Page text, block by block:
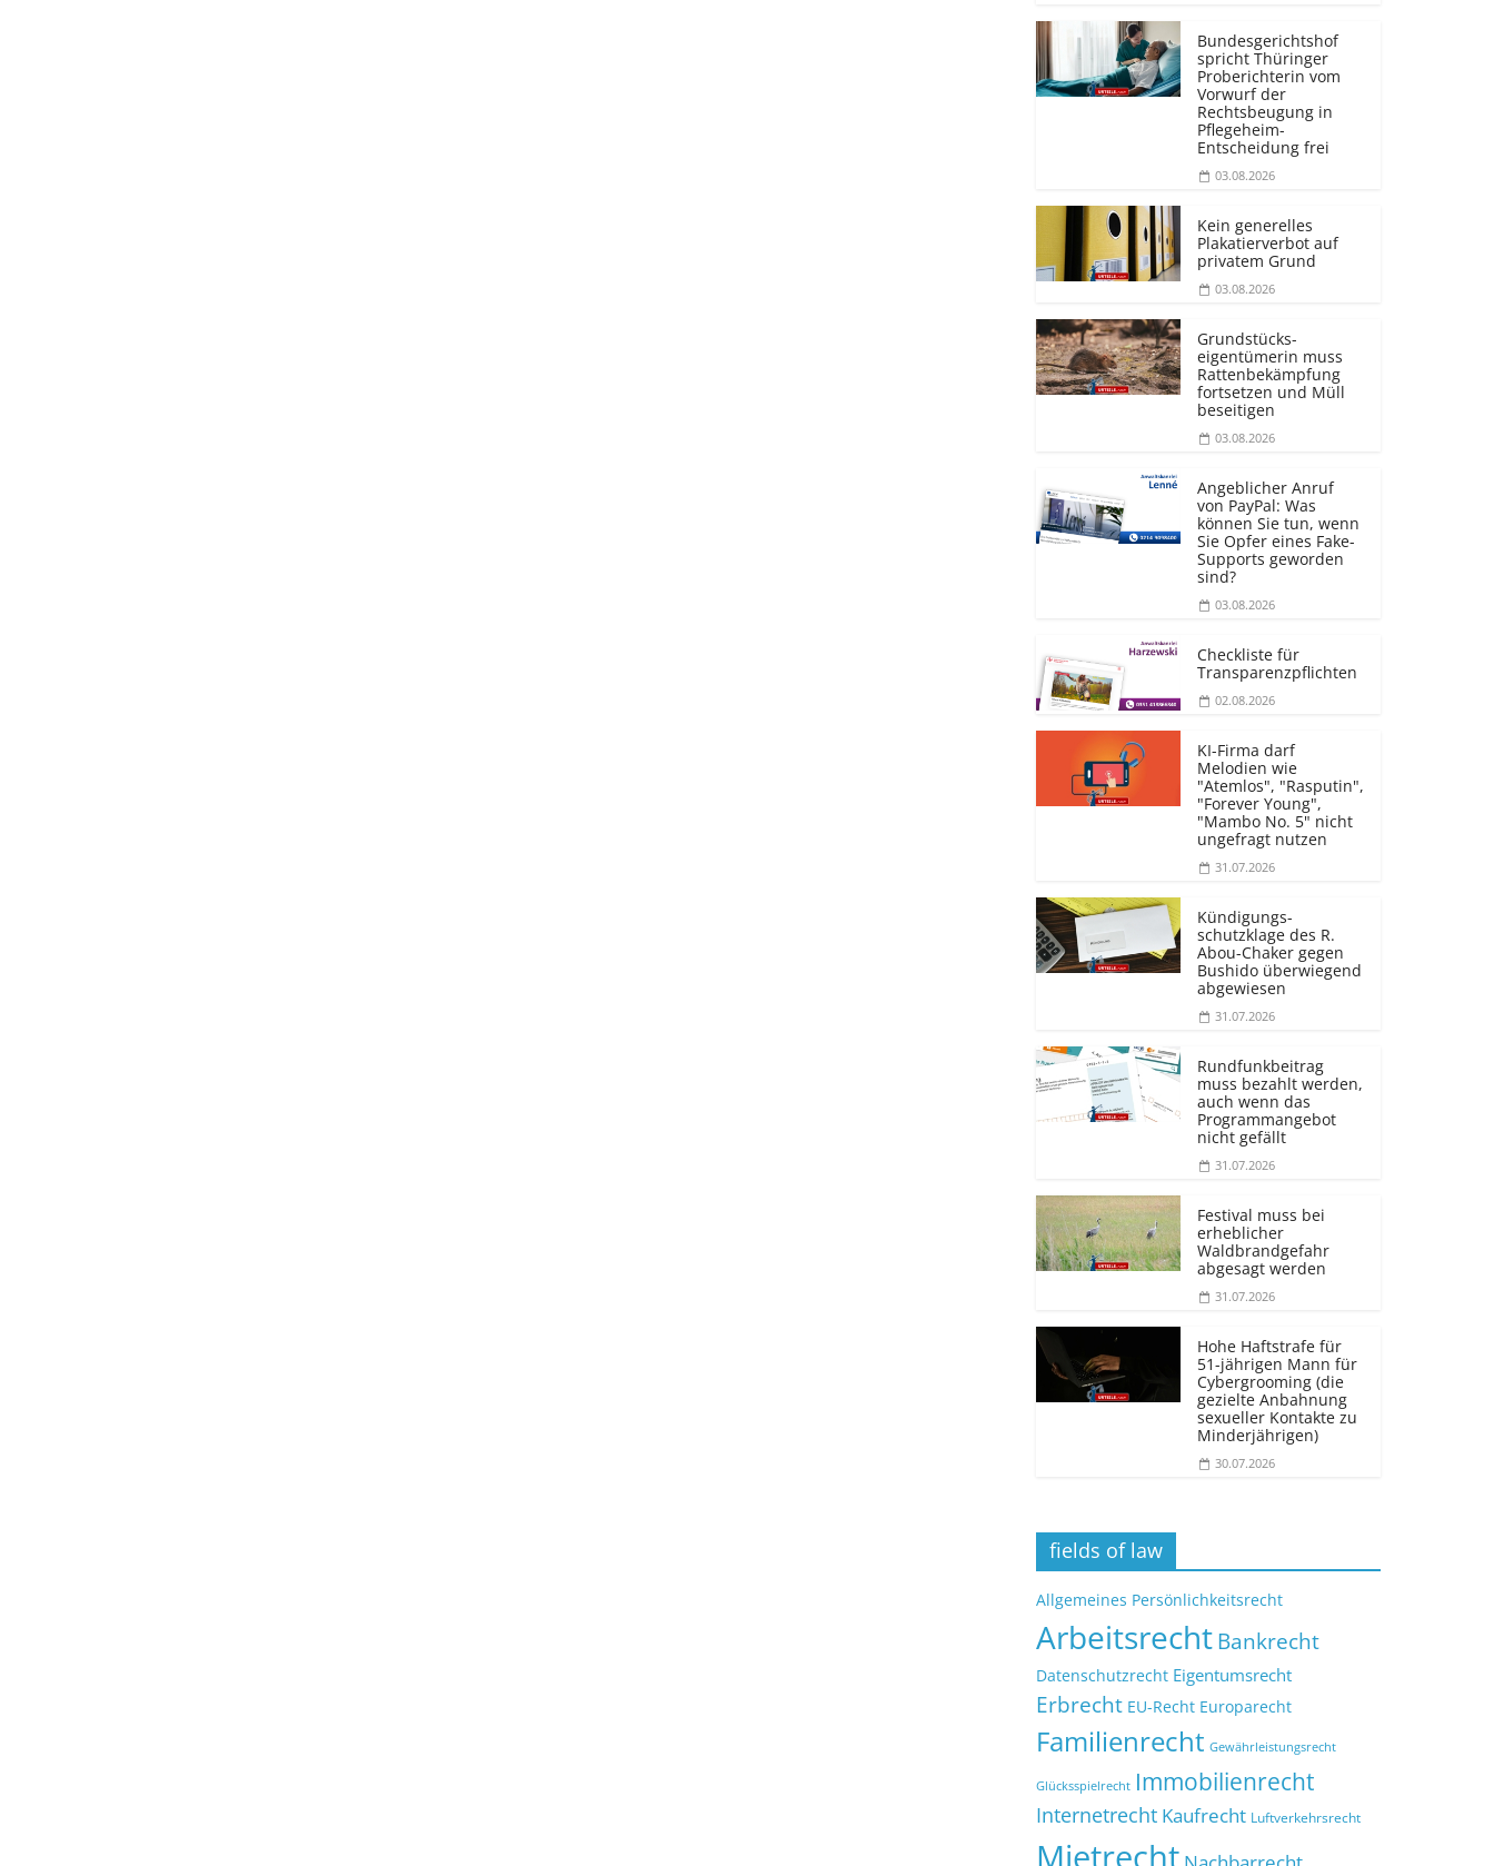
Bundesgerichtshof
spricht Thüringer
Proberichterin vom
Vorwurf der
Rechtsbeugung in
Pflegeheim-
Entscheidung frei
03.08.2026
Kein generelles
Plakatierverbot auf
privatem Grund
03.08.2026
Grundstücks­
eigentümerin muss
Rattenbekämpfung
fortsetzen und Müll
beseitigen
03.08.2026
Angeblicher Anruf
von PayPal: Was
können Sie tun, wenn
Sie Opfer eines Fake-
Supports geworden
sind?
03.08.2026
Checkliste für
Transparenz­pflichten
02.08.2026
KI-Firma darf
Melodien wie
"Atemlos", "Rasputin",
"Forever Young",
"Mambo No. 5" nicht
ungefragt nutzen
31.07.2026
Kündigungs­
schutzklage des R.
Abou-Chaker gegen
Bushido überwiegend
abgewiesen
31.07.2026
Rundfunkbeitrag
muss bezahlt werden,
auch wenn das
Programmangebot
nicht gefällt
31.07.2026
Festival muss bei
erheblicher
Waldbrandgefahr
abgesagt werden
31.07.2026
Hohe Haftstrafe für
51-jährigen Mann für
Cybergrooming (die
gezielte Anbahnung
sexueller Kontakte zu
Minderjährigen)
30.07.2026
fields of law
Allgemeines Persönlichkeitsrecht
ArbeitsrechtBankrecht
Datenschutzrecht Eigentumsrecht
Erbrecht EU-Recht Europarecht
Familienrecht Gewährleistungsrecht
Glücksspielrecht Immobilienrecht
Internetrecht Kaufrecht Luftverkehrsrecht
Mietrecht